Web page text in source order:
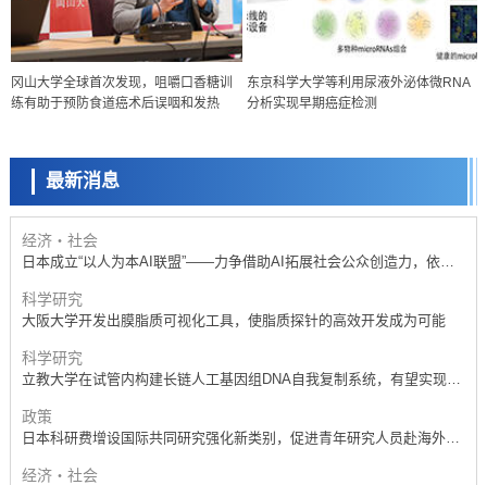
冈山大学全球首次发现，咀嚼口香糖训
练有助于预防食道癌术后误咽和发热
东京科学大学等利用尿液外泌体微RNA
分析实现早期癌症检测
最新消息
政策
日本科研费增设国际共同研究强化新类别，促进青年研究人员赴海外开
展研究
科学研究
开发出300亿年仅误差1秒的光晶格钟，构建网络将其打造为下一代社会
基础设施
经济・社会
日本成立“以人为本AI联盟”——力争借助AI拓展社会公众创造力，依托
科学研究
大阪大学开发出膜脂质可视化工具，使脂质探针的高效开发成为可能
科学研究
立教大学在试管内构建长链人工基因组DNA自我复制系统，有望实现携
政策
日本科研费增设国际共同研究强化新类别，促进青年研究人员赴海外开
经济・社会